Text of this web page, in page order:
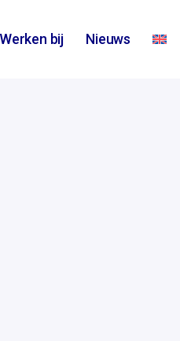
Werken bij Nieuws